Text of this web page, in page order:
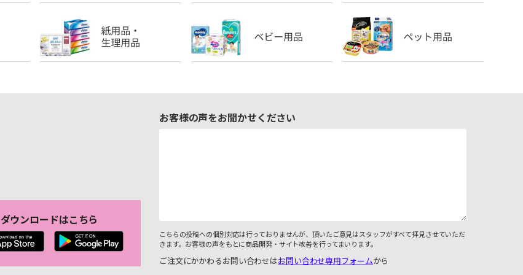
ダウンロードはこちら
お客様の声をお聞かせください
こちらの投稿への個別対応は行っておりませんが、頂いたご意見はスタッフがすべて拝見させていただ
きます。お客様の声をもとに商品開発・サイト改善を行ってまいります。
ご注文にかかわるお問い合わせはお問い合わせ専用フォームから